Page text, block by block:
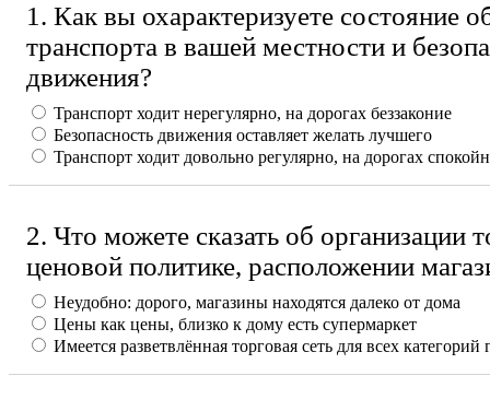
1. Как вы охарактеризуете состояние
транспорта в вашей местности и
движения?
Транспорт ходит нерегулярно, на дорогах беззаконие
Безопасность движения оставляет желать лучшего
Транспорт ходит довольно регулярно, на дорогах
2. Что можете сказать об организации
ценовой политике, расположении
Неудобно: дорого, магазины находятся далеко от дома
Цены как цены, близко к дому есть супермаркет
Имеется разветвлённая торговая сеть для всех категорий